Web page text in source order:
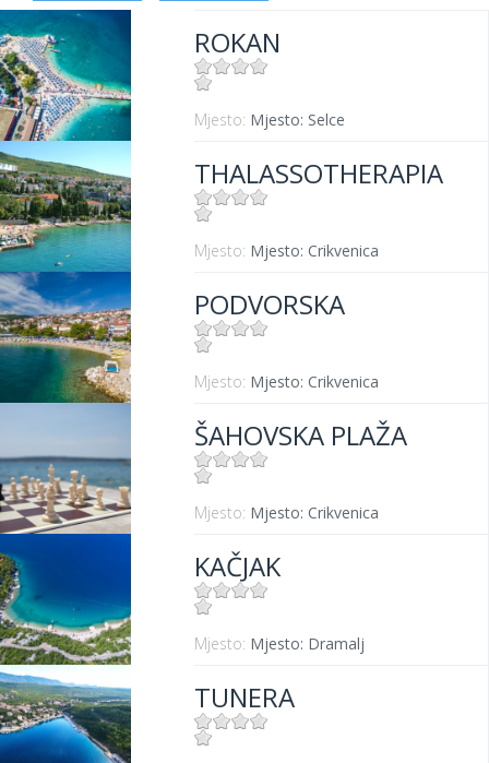
ROKAN
Mjesto: Mjesto: Selce
THALASSOTHERAPIA
Mjesto: Mjesto: Crikvenica
PODVORSKA
Mjesto: Mjesto: Crikvenica
ŠAHOVSKA PLAŽA
Mjesto: Mjesto: Crikvenica
KAČJAK
Mjesto: Mjesto: Dramalj
TUNERA